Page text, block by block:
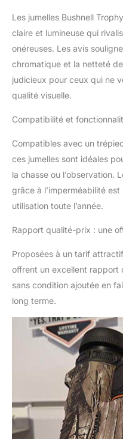
Les jumelles Bushnell
claire et lumineuse qui
onéreuses. Les avis
chromatique et la netteté
judicieux pour ceux qui ne
qualité visuelle.
Compatibilité et
Compatibles avec un
ces jumelles sont idéales
la chasse ou l’observation.
grâce à l’imperméabilité
utilisation toute l’année.
Rapport qualité-prix : une
Proposées à un tarif
offrent un excellent rapport
sans condition ajoutée en
long terme.